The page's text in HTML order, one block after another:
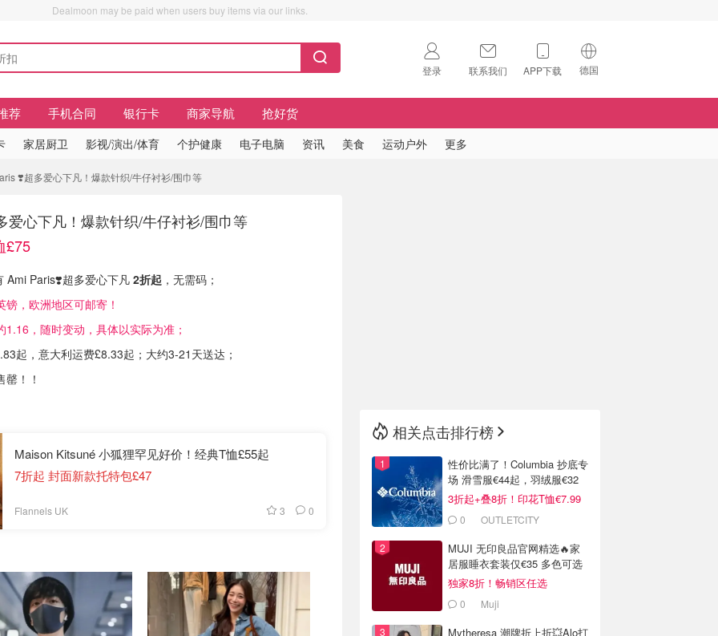
Dealmoon may be paid when users buy items via our links.
登录 联系我们 APP下载 德国
🇺🇸
荐 手机合同 银行卡 商家导航 抢好货
家居厨卫 影视/演出/体育 个护健康 电子电脑 资讯 美食 运动户外 更多
❣️超多爱心下凡！爆款针织/牛仔衬衫/围巾等
爱心下凡！爆款针织/牛仔衬衫/围巾等
£75
Ami Paris❣️超多爱心下凡 2折起 ，无需码；
，欧洲地区可邮寄！
1.16，随时变动，具体以实际为准；
起，意大利运费£8.33起；大约3-21天送达；
！！
Maison Kitsuné 小狐狸罕见好价！经典T恤£55起
7折起 封面新款托特包£47
Flannels UK 3 0
相关点击排行榜
性价比满了！Columbia 抄底专
场 滑雪服€44起，羽绒服€32
3折起+叠8折！印花T恤€7.99
0
OUTLETCITY
MUJI 无印良品官网精选🔥家
居服睡衣套装仅€35 多色可选
独家8折！畅销区任选
0 Muji
Mytheresa 潮牌折上折💥Alo打